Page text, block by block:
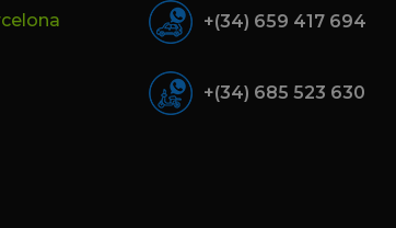
+(34) 659 417 694
+(34) 685 523 630